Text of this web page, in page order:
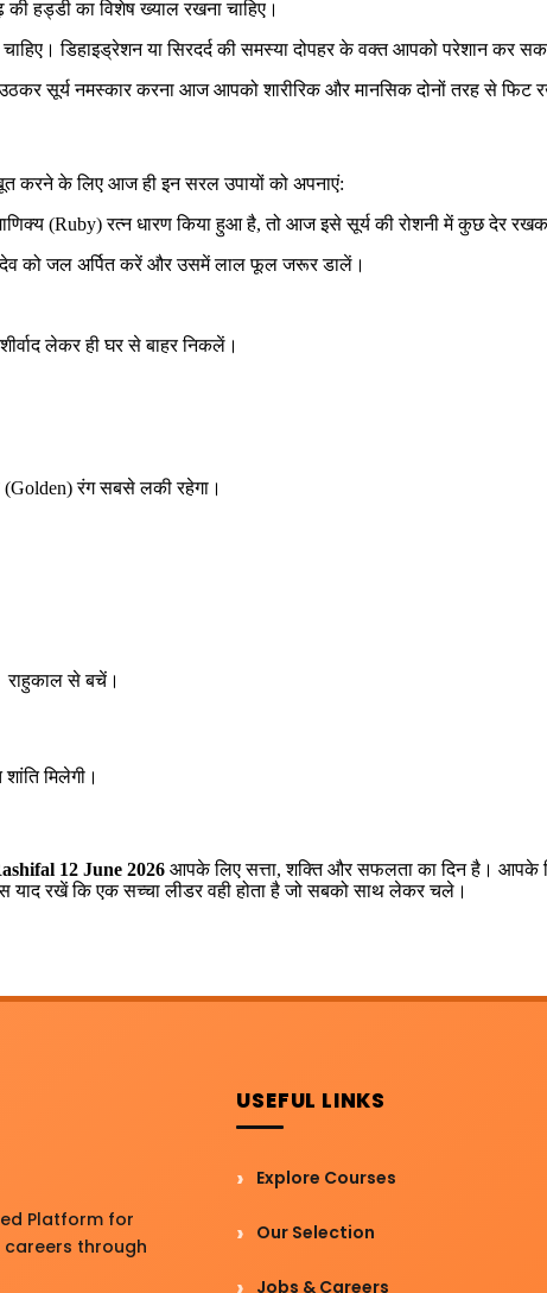
हड्डी का विशेष ख्याल रखना चाहिए।
डिहाइड्रेशन या सिरदर्द की समस्या दोपहर के वक्त आपको परेशान कर
सूर्य नमस्कार करना आज आपको शारीरिक और मानसिक दोनों तरह से फिट
करने के लिए आज ही इन सरल उपायों को अपनाएं:
(Ruby) रत्न धारण किया हुआ है, तो आज इसे सूर्य की रोशनी में कुछ देर
देव को जल अर्पित करें और उसमें लाल फूल जरूर डालें।
लेकर ही घर से बाहर निकलें।
रंग सबसे लकी रहेगा।
राहुकाल से बचें।
मिलेगी।
12 June 2026 आपके लिए सत्ता, शक्ति और सफलता का दिन है। आपके
रखें कि एक सच्चा लीडर वही होता है जो सबको साथ लेकर चले।
Platform for
careers through
USEFUL LINKS
Explore Courses
Our Selection
Jobs & Careers